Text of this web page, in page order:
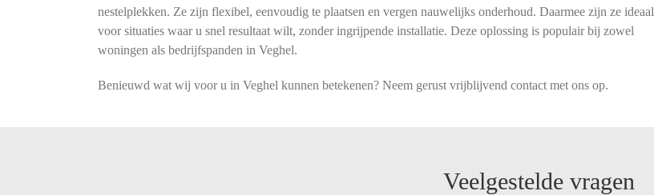
nestelplekken. Ze zijn flexibel, eenvoudig te plaatsen en vergen nauwelijks onderhoud. Daarmee zijn ze ideaal
voor situaties waar u snel resultaat wilt, zonder ingrijpende installatie. Deze oplossing is populair bij zowel
woningen als bedrijfspanden in Veghel.
Benieuwd wat wij voor u in Veghel kunnen betekenen? Neem gerust vrijblijvend contact met ons op.
Veelgestelde vragen